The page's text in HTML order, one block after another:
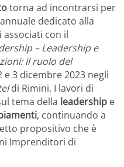
torna ad incontrarsi per
dedicato alla
con il
– Leadership e
il ruolo del
3 dicembre 2023 negli
di Rimini. I lavori di
tema della leadership e
, continuando a
propositivo che è
Imprenditori di